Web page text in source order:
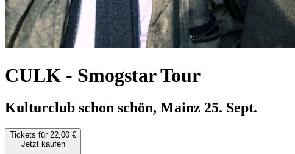
CULK - Smogstar Tour
Kulturclub schon schön, Mainz 25. Sept.
Tickets für 22,00 €
Jetzt kaufen